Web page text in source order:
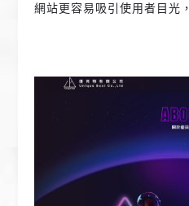
網站更容易吸引使用者目光